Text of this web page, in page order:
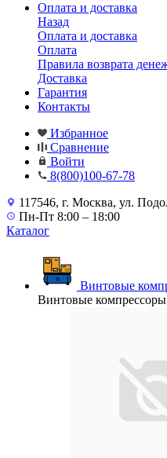
Оплата и доставка
Назад
Оплата и доставка
Оплата
Правила возврата
Доставка
Гарантия
Контакты
Избранное
Сравнение
Войти
8(800)100-67-78
117546, г. Москва, ул.
Пн-Пт 8:00 – 18:00
Каталог
Винтовые
Винтовые компрессоры